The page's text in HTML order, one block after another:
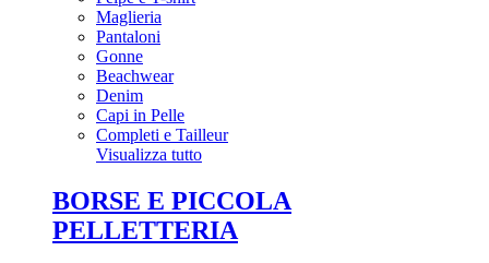
Maglieria
Pantaloni
Gonne
Beachwear
Denim
Capi in Pelle
Completi e Tailleur
Visualizza tutto
BORSE E PICCOLA
PELLETTERIA